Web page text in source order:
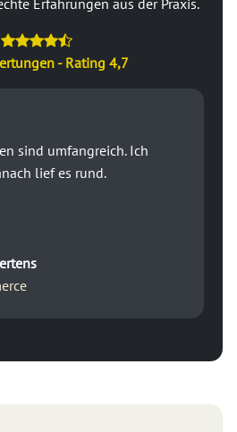
Erfahrungen aus der Praxis.
- Rating 4,7
sind umfangreich. Ich
lief es rund.